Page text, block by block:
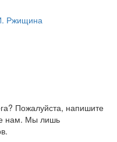
Ржищина
Пожалуйста, напишите
нам. Мы лишь